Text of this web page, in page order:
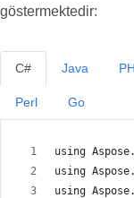
göstermektedir:
C#
using
using
using
Java
Perl Go